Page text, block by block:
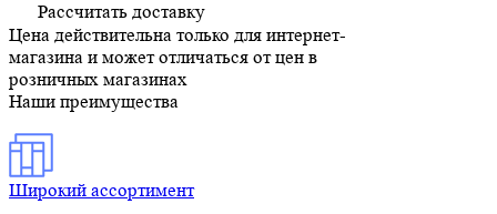
Рассчитать доставку
Цена действительна только для интернет-
магазина и может отличаться от цен в
розничных магазинах
Наши преимущества
Широкий ассортимент